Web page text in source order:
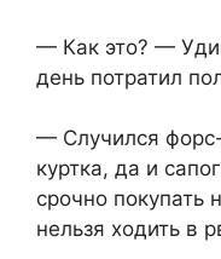
— Как это? —
день потратил
— Случился
куртка, да и
срочно покупать
нельзя ходить в